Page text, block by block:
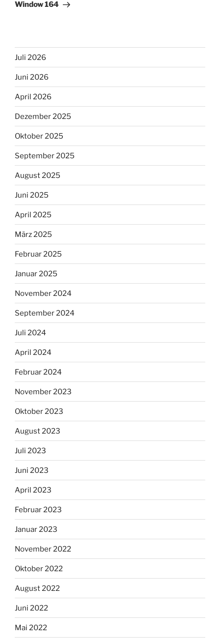
Window 164
Juli 2026
Juni 2026
April 2026
Dezember 2025
Oktober 2025
September 2025
August 2025
Juni 2025
April 2025
März 2025
Februar 2025
Januar 2025
November 2024
September 2024
Juli 2024
April 2024
Februar 2024
November 2023
Oktober 2023
August 2023
Juli 2023
Juni 2023
April 2023
Februar 2023
Januar 2023
November 2022
Oktober 2022
August 2022
Juni 2022
Mai 2022